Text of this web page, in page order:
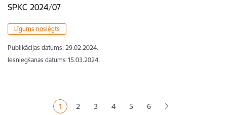
SPKC 2024/07
Līgums noslēgts
Publikācijas datums: 29.02.2024.
Iesniegšanas datums 15.03.2024.
Pašreizējā lapa
1 Lapa
2 Lapa
3 Lapa
4 Lapa
5 6